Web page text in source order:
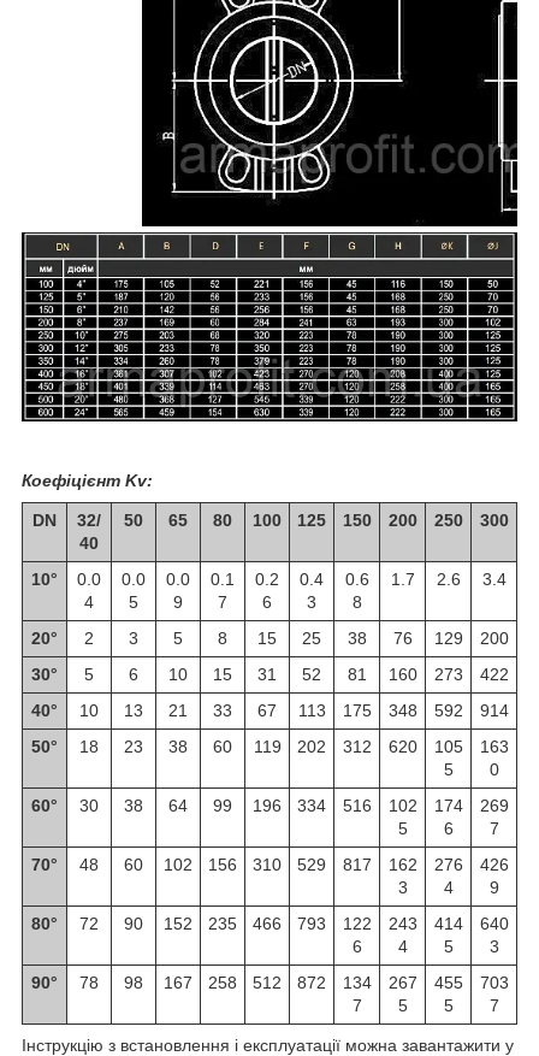
Коефіцієнт Kv:
DN
32/
40
50 65 80 100 125 150 200 250 300
10°
0.0
4
0.0
5
0.0
9
0.1
7
0.2
6
0.4
3
0.6
8
1.7 2.6 3.4
20° 2 3 5 8 15 25 38 76 129
200
30° 5 6 10 15 31 52 81 160 273
422
40° 10 13 21 33 67 113 175 348 592
914
50° 18 23 38 60 119 202 312 620
105
5
163
0
60° 30 38 64 99 196 334 516
102
5
174
6
269
7
70° 48 60 102 156 310 529 817
162
3
276
4
426
9
80° 72 90 152 235 466 793
122
6
243
4
414
5
640
3
90° 78 98 167 258 512 872
134
7
267
5
455
5
703
7
Інструкцію з встановлення і експлуатації можна завантажити у